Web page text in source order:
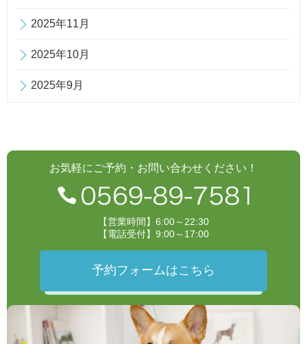
2025年11月
2025年10月
2025年9月
お気軽にご予約・お問い合わせください！
【営業時間】6:00～22:30
【電話受付】9:00～17:00
予約フォームはこちら